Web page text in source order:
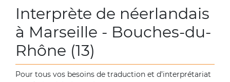
Interprète de néerlandais
à Marseille - Bouches-du-
Rhône (13)
Pour tous vos besoins de traduction et d’interprétariat